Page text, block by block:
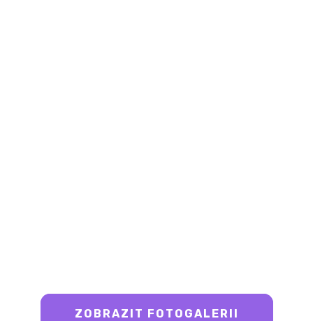
ZOBRAZIT FOTOGALERII